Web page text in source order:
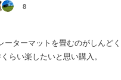
8
ーターマットを畳むのがしんど
らい楽したいと思い購入。